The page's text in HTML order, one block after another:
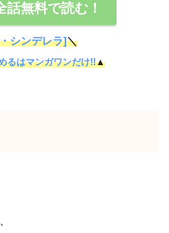
話無料で読む！
シンデレラ]＼
るはマンガワンだけ!!▲